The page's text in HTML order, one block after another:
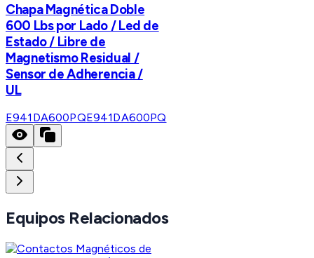
Chapa Magnética Doble
600 Lbs por Lado / Led de
Estado / Libre de
Magnetismo Residual /
Sensor de Adherencia /
UL
E941DA600PQE941DA600PQ
Equipos Relacionados